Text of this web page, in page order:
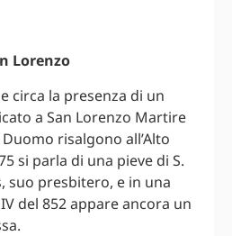
Lorenzo
circa la presenza di un
a San Lorenzo Martire
risalgono all’Alto
si parla di una pieve di S.
suo presbitero, e in una
del 852 appare ancora un